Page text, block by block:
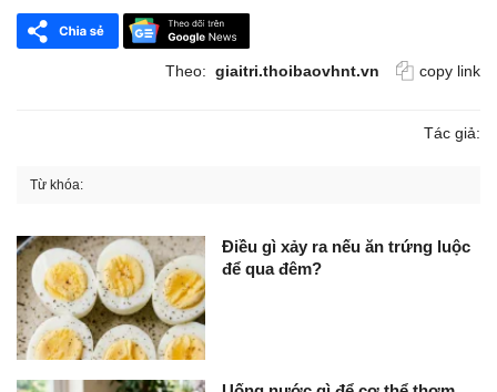
Theo: giaitri.thoibaovhnt.vn copy link
Tác giả:
Từ khóa:
Điều gì xảy ra nếu ăn trứng luộc
để qua đêm?